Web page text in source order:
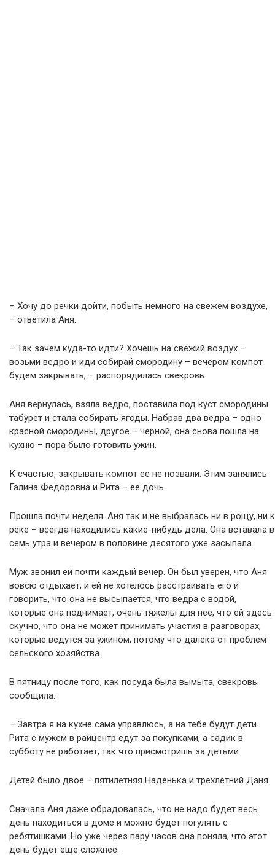
– Хочу до речки дойти, побыть немного на свежем воздухе,
– ответила Аня.
– Так зачем куда-то идти? Хочешь на свежий воздух –
возьми ведро и иди собирай смородину – вечером компот
будем закрывать, – распорядилась свекровь.
Аня вернулась, взяла ведро, поставила под куст смородины
табурет и стала собирать ягоды. Набрав два ведра – одно
красной смородины, другое – черной, она снова пошла на
кухню – пора было готовить ужин.
К счастью, закрывать компот ее не позвали. Этим занялись
Галина Федоровна и Рита – ее дочь.
Прошла почти неделя. Аня так и не выбралась ни в рощу, ни к
реке – всегда находились какие-нибудь дела. Она вставала в
семь утра и вечером в половине десятого уже засыпала.
Муж звонил ей почти каждый вечер. Он был уверен, что Аня
вовсю отдыхает, и ей не хотелось расстраивать его и
говорить, что она не высыпается, что ведра с водой,
которые она поднимает, очень тяжелы для нее, что ей здесь
скучно, что она не может принимать участия в разговорах,
которые ведутся за ужином, потому что далека от проблем
сельского хозяйства.
В пятницу после того, как посуда была вымыта, свекровь
сообщила:
– Завтра я на кухне сама управлюсь, а на тебе будут дети.
Рита с мужем в райцентр едут за покупками, а садик в
субботу не работает, так что присмотришь за детьми.
Детей было двое – пятилетняя Наденька и трехлетний Даня.
Сначала Аня даже обрадовалась, что не надо будет весь
день находиться в доме и можно будет погулять с
ребятишками. Но уже через пару часов она поняла, что этот
день будет еще сложнее.